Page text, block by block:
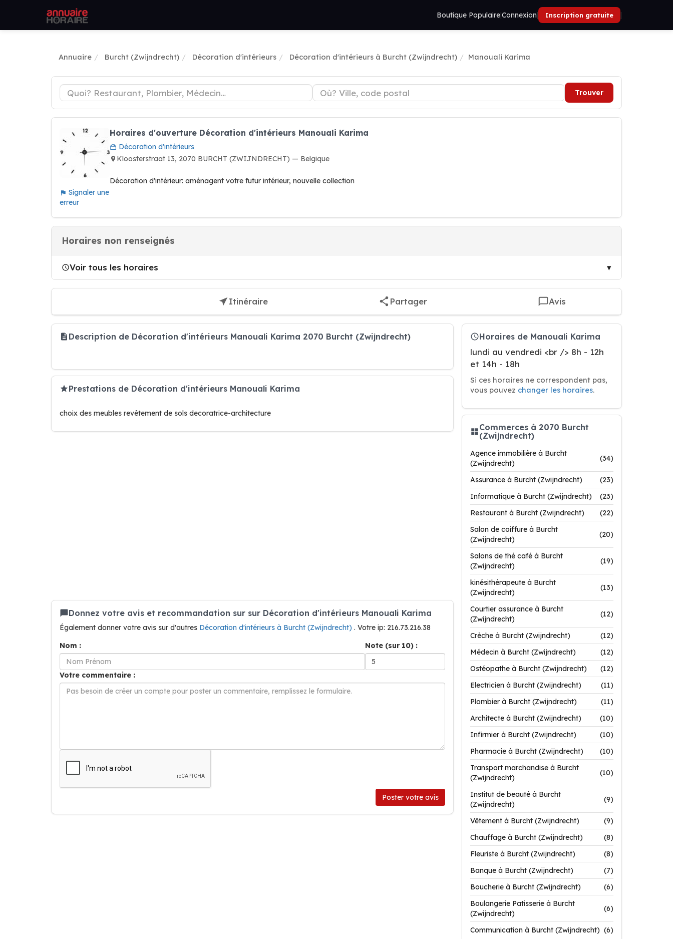
Boutique Populaire|Connexion| Inscription gratuite |
Annuaire Burcht (Zwijndrecht) Décoration d'intérieurs Décoration d'intérieurs à Burcht (Zwijndrecht) Manouali Karima
Trouver
Signaler une
erreur
Horaires d'ouverture Décoration d'intérieurs Manouali Karima
Décoration d'intérieurs
Kloosterstraat 13, 2070 BURCHT (ZWIJNDRECHT) — Belgique
Décoration d'intérieur: aménagent votre futur intérieur, nouvelle collection
Horaires non renseignés
Voir tous les horaires
Itinéraire Partager Avis
Description de Décoration d'intérieurs Manouali Karima 2070 Burcht (Zwijndrecht)
Prestations de Décoration d'intérieurs Manouali Karima
choix des meubles revêtement de sols decoratrice-architecture
Donnez votre avis et recommandation sur sur Décoration d'intérieurs Manouali Karima
Également donner votre avis sur d'autres Décoration d'intérieurs à Burcht (Zwijndrecht) . Votre ip: 216.73.216.38
Nom :
Note (sur 10) :
Votre commentaire :
Poster votre avis
Horaires de Manouali Karima
lundi au vendredi <br /> 8h - 12h
et 14h - 18h
Si ces horaires ne correspondent pas,
vous pouvez changer les horaires.
Commerces à 2070 Burcht
(Zwijndrecht)
Agence immobilière à Burcht
(Zwijndrecht)
(34)
Assurance à Burcht (Zwijndrecht)
(23)
Informatique à Burcht (Zwijndrecht)
(23)
Restaurant à Burcht (Zwijndrecht)
(22)
Salon de coiffure à Burcht
(Zwijndrecht)
(20)
Salons de thé café à Burcht
(Zwijndrecht)
(19)
kinésithérapeute à Burcht
(Zwijndrecht)
(13)
Courtier assurance à Burcht
(Zwijndrecht)
(12)
Crèche à Burcht (Zwijndrecht)
(12)
Médecin à Burcht (Zwijndrecht)
(12)
Ostéopathe à Burcht (Zwijndrecht)
(12)
Electricien à Burcht (Zwijndrecht)
(11)
Plombier à Burcht (Zwijndrecht)
(11)
Architecte à Burcht (Zwijndrecht)
(10)
Infirmier à Burcht (Zwijndrecht)
(10)
Pharmacie à Burcht (Zwijndrecht)
(10)
Transport marchandise à Burcht
(Zwijndrecht)
(10)
Institut de beauté à Burcht
(Zwijndrecht)
(9)
Vêtement à Burcht (Zwijndrecht)
(9)
Chauffage à Burcht (Zwijndrecht)
(8)
Fleuriste à Burcht (Zwijndrecht)
(8)
Banque à Burcht (Zwijndrecht)
(7)
Boucherie à Burcht (Zwijndrecht)
(6)
Boulangerie Patisserie à Burcht
(Zwijndrecht)
(6)
Communication à Burcht (Zwijndrecht) (6)